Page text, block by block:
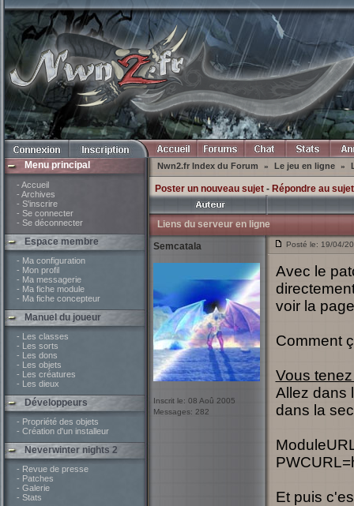
Menu principal
- Accueil
- Archives
- S'inscrire
- Se connecter
- Se déconnecter
Espace membre
- Ma configuration
- Mon profil
- Ma messagerie
- Ma fiche module
- Ma fiche concepteur
Manuel du joueur
- Les classes
- Les sorts
- Les dons
- Les objets
- Les créatures
- Les dieux
Développeurs
- Propriété des objets
- Création d'un installeur
Neverwinter nights 2
- Revue de presse
- Patches
- Galerie
- Stats
Nwn2.fr Index du Forum » Le jeu en ligne »
Poster un nouveau sujet- Répondre au sujet
Liens du serveur en ligne
Semcatala
Inscrit le: 08 Aoû 2005
Messages: 282
Posté le: 19/04/
Avec le
voir la
Comment
Vous
Allez dans
dans la
Et puis